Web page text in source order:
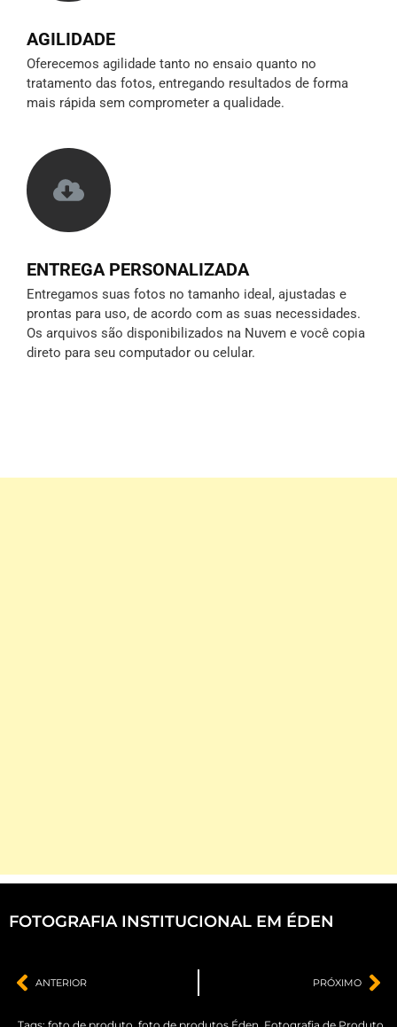
AGILIDADE
Oferecemos agilidade tanto no ensaio quanto no
tratamento das fotos, entregando resultados de forma
mais rápida sem comprometer a qualidade.
ENTREGA PERSONALIZADA
Entregamos suas fotos no tamanho ideal, ajustadas e
prontas para uso, de acordo com as suas necessidades.
Os arquivos são disponibilizados na Nuvem e você copia
direto para seu computador ou celular.
FOTOGRAFIA INSTITUCIONAL EM ÉDEN
ANTERIOR PRÓXIMO